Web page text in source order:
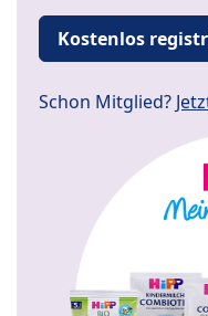
Kostenlos
Schon Mitglied?